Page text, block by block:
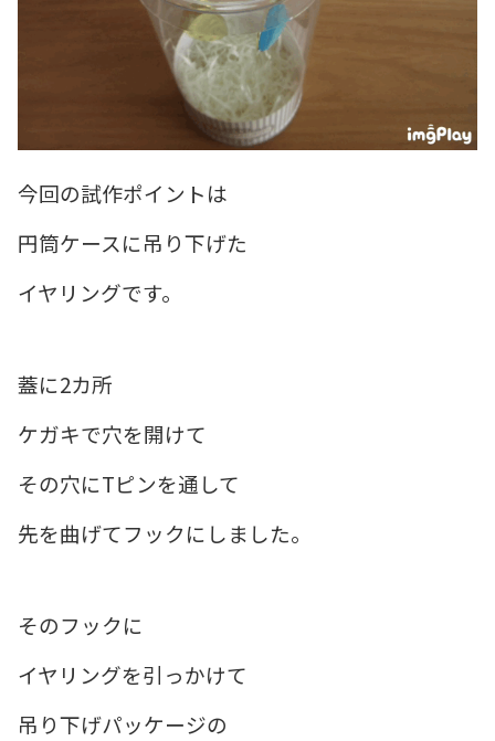
今回の試作ポイントは
円筒ケースに吊り下げた
イヤリングです。
蓋に2カ所
ケガキで穴を開けて
その穴にTピンを通して
先を曲げてフックにしました。
そのフックに
イヤリングを引っかけて
吊り下げパッケージの